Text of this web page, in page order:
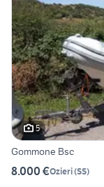
5
Gommone Bsc
8.000 €Ozieri(SS)